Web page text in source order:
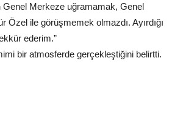
Genel Merkeze uğramamak, Genel
Özel ile görüşmemek olmazdı. Ayırdığı
ederim.”
bir atmosferde gerçekleştiğini belirtti.